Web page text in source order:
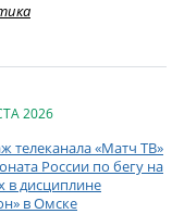
2026
телеканала «Матч ТВ»
России по бегу на
в дисциплине
в Омске